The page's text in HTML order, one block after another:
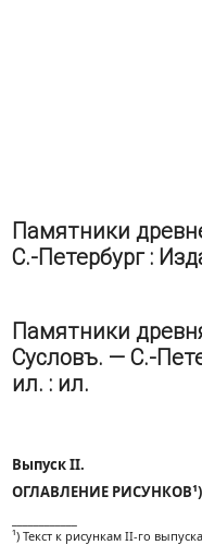
Памятники
С.-Петербург :
Памятники
Сусловъ. — С.-
ил. : ил.
Выпуск II.
ОГЛАВЛЕНИЕ
¹) Текст к рисункам II-го